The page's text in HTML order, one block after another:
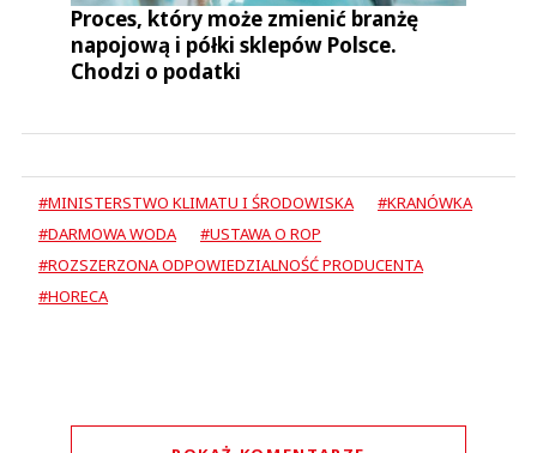
Proces, który może zmienić branżę
napojową i półki sklepów Polsce.
Chodzi o podatki
#MINISTERSTWO KLIMATU I ŚRODOWISKA
#KRANÓWKA
#DARMOWA WODA
#USTAWA O ROP
#ROZSZERZONA ODPOWIEDZIALNOŚĆ PRODUCENTA
#HORECA